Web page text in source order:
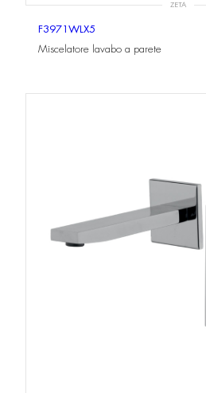
ZETA
F3971WLX5
Miscelatore lavabo a parete